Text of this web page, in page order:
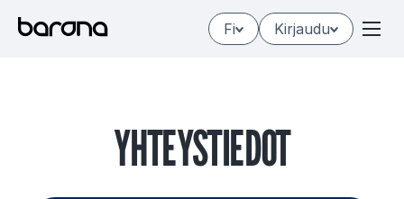
sisältöön
Kirjaudu
Fi
YH­TEYS­TIE­DOT